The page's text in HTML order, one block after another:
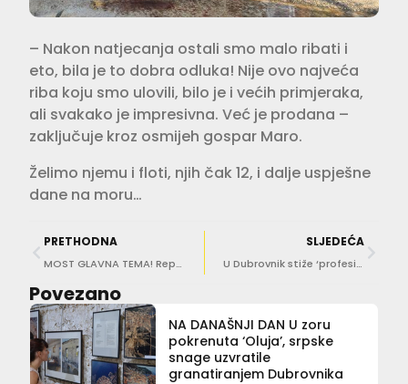
– Nakon natjecanja ostali smo malo ribati i
eto, bila je to dobra odluka! Nije ovo najveća
riba koju smo ulovili, bilo je i većih primjeraka,
ali svakako je impresivna. Već je prodana –
zaključuje kroz osmijeh gospar Maro.
Želimo njemu i floti, njih čak 12, i dalje uspješne
dane na moru…
PRETHODNA
MOST GLAVNA TEMA! Reportaža o Dubrovniku i Hrvatskoj u poznatom britanskom magazinu The Times
SLJEDEĆA
U Dubrovnik stiže ‘profesionalna ljubavnica’ Gweneth Lee. Seksom spašava brakove, što kažete na to?
Povezano
NA DANAŠNJI DAN U zoru
pokrenuta ‘Oluja’, srpske
snage uzvratile
granatiranjem Dubrovnika